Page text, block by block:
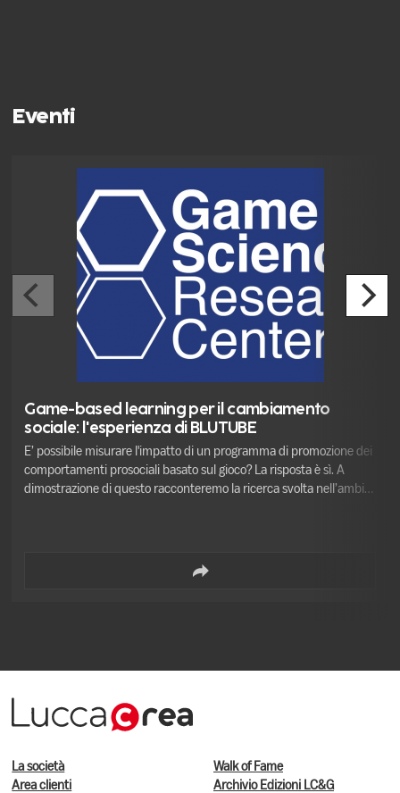
Eventi
Game-based learning per il cambiamento
sociale: l'esperienza di BLUTUBE
E’ possibile misurare l'impatto di un programma di promozione dei
comportamenti prosociali basato sul gioco? La risposta è sì. A
dimostrazione di questo racconteremo la ricerca svolta nell’ambito
La società
Area clienti
Walk of Fame
Archivio Edizioni LC&G